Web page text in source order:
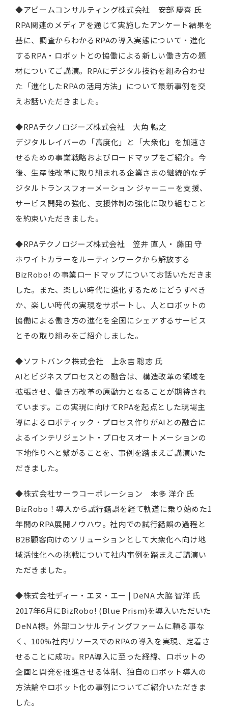
◆アビームコンサルティング株式会社 安部 慶喜 氏
RPA関連のメディアを通じて実施したアンケート結果を
基に、調査からわかるRPAの導入実態について・進化
するRPA・ロボットとの協働による新しい働き方の題
材についてご講演。RPAにデジタル技術を組み合わせ
た「進化したRPAの活用方法」について最新事例を交
えお話いただきました。
◆RPAテクノロジーズ株式会社 大角 暢之
デジタルレイバーの「高度化」と「大衆化」を加速さ
せるための事業戦略およびロードマップをご紹介。今
後、生産性改革に取り組まれる企業さまの継続的なデ
ジタルトランスフォーメーション ジャーニーを支援、
サービス開発の強化、支援体制の強化に取り組むこと
を約束いただきました。
◆RPAテクノロジーズ株式会社 笠井 直人・ 藤田 守
ホワイトカラーをルーティンワークから解放する
BizRobo! の事業ロードマップについてお話いただきま
した。また、楽しい時代に進化するためにどうすべき
か、楽しい時代の実現をサポートし、人とロボットの
協働による働き方の進化を全国にシェアするサービス
とその取り組みをご紹介しました。
◆ソフトバンク株式会社 上永吉 聡志 氏
AIとビジネスプロセスとの融合は、構造改革の領域を
拡張させ、働き方改革の原動力となることが期待され
ています。この実現に向けてRPAを起点とした現場主
導によるロボティック・プロセス作りがAIとの融合に
よるインテリジェント・プロセスオートメーションの
下地作りへと繋がることを、事例を踏まえご講演いた
だきました。
◆株式会社サーラコーポレーション 本多 洋介 氏
BizRobo！導入から試行錯誤を経て軌道に乗り始めた1
年間のRPA展開ノウハウ。社内での試行錯誤の過程と
B2B顧客向けのソリューションとして大衆化へ向け地
域活性化への挑戦について社内事例を踏まえご講演い
ただきました。
◆株式会社ディー・エヌ・エー | DeNA 大脇 智洋 氏
2017年6月にBizRobo! (Blue Prism)を導入いただいた
DeNA様。外部コンサルティングファームに頼る事な
く、100%社内リソースでのRPAの導入を実現、定着さ
せることに成功。RPA導入に至った経緯、ロボットの
企画と開発を推進させる体制、独自のロボット導入の
方法論やロボット化の事例についてご紹介いただきま
した。